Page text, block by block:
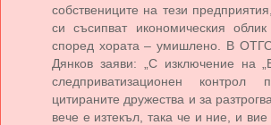
собствениците на тези
си съсипват икономическия
според хората – умишлено. В
Дянков заяви: „С изключение на
следприватизационен
цитираните дружества и за
вече е изтекъл, така че и ние, и